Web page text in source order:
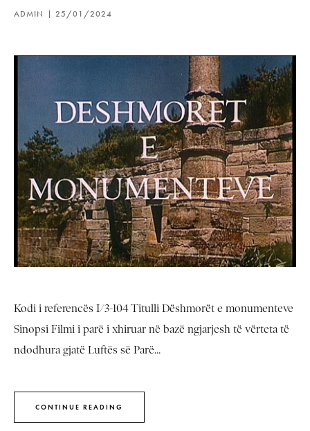
ADMIN 25/01/2024
Kodi i referencës I/3-104 Titulli Dëshmorët e monumenteve
Sinopsi Filmi i parë i xhiruar në bazë ngjarjesh të vërteta të
ndodhura gjatë Luftës së Parë...
CONTINUE READING